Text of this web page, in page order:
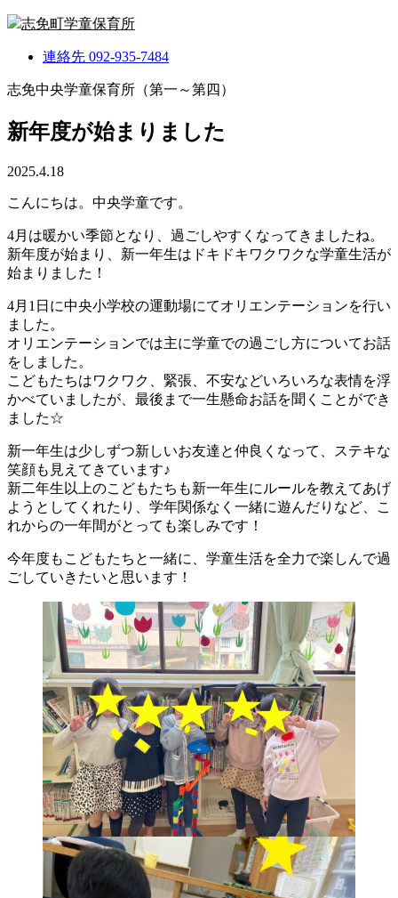
志免町学童保育所
連絡先 092-935-7484
志免中央学童保育所（第一～第四）
新年度が始まりました
2025.4.18
こんにちは。中央学童です。
4月は暖かい季節となり、過ごしやすくなってきましたね。
新年度が始まり、新一年生はドキドキワクワクな学童生活が
始まりました！
4月1日に中央小学校の運動場にてオリエンテーションを行い
ました。
オリエンテーションでは主に学童での過ごし方についてお話
をしました。
こどもたちはワクワク、緊張、不安などいろいろな表情を浮
かべていましたが、最後まで一生懸命お話を聞くことができ
ました☆
新一年生は少しずつ新しいお友達と仲良くなって、ステキな
笑顔も見えてきています♪
新二年生以上のこどもたちも新一年生にルールを教えてあげ
ようとしてくれたり、学年関係なく一緒に遊んだりなど、こ
れからの一年間がとっても楽しみです！
今年度もこどもたちと一緒に、学童生活を全力で楽しんで過
ごしていきたいと思います！